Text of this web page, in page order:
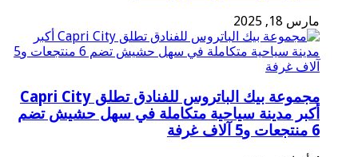
مارس 18, 2025
مجموعة بيك الباتروس للفنادق تطلق Capri City
أكبر مدينة سياحية متكاملة في سهل حشيش تضم
6 منتجعات و5 آلاف غرفة